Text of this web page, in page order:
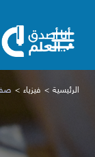
الرئيسية فيزياء